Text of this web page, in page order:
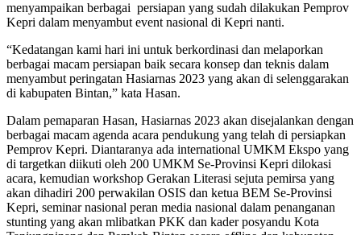
menyampaikan berbagai persiapan yang sudah dilakukan Pemprov
Kepri dalam menyambut event nasional di Kepri nanti.
“Kedatangan kami hari ini untuk berkordinasi dan melaporkan
berbagai macam persiapan baik secara konsep dan teknis dalam
menyambut peringatan Hasiarnas 2023 yang akan di selenggarakan
di kabupaten Bintan,” kata Hasan.
Dalam pemaparan Hasan, Hasiarnas 2023 akan disejalankan dengan
berbagai macam agenda acara pendukung yang telah di persiapkan
Pemprov Kepri. Diantaranya ada international UMKM Ekspo yang
di targetkan diikuti oleh 200 UMKM Se-Provinsi Kepri dilokasi
acara, kemudian workshop Gerakan Literasi sejuta pemirsa yang
akan dihadiri 200 perwakilan OSIS dan ketua BEM Se-Provinsi
Kepri, seminar nasional peran media nasional dalam penanganan
stunting yang akan mlibatkan PKK dan kader posyandu Kota